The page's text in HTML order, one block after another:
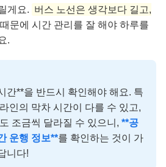
게요. 버스 노선은 생각보다 길고,
문에 시간 관리를 잘 해야 하루를
.
간**을 반드시 확인해야 해요. 특
인의 막차 시간이 다를 수 있고,
조금씩 달라질 수 있으니, **공
운행 정보**를 확인하는 것이 가
니다!